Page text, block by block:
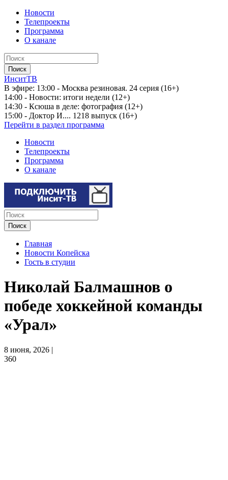
Новости
Телепроекты
Программа
О канале
ИнситТВ
В эфире: 13:00 - Москва резиновая. 24 серия (16+)
14:00 - Новости: итоги недели (12+)
14:30 - Ксюша в деле: фотография (12+)
15:00 - Доктор И.... 1218 выпуск (16+)
Перейти в раздел программа
Новости
Телепроекты
Программа
О канале
Главная
Новости Копейска
Гость в студии
Николай Балмашнов о
победе хоккейной команды
«Урал»
8 июня, 2026 |
360